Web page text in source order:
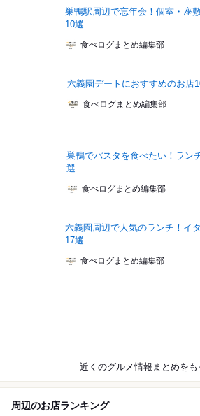
巣鴨駅周辺で忘年会！個室・座
10選
食べログまとめ編集部
六義園デートにおすすめのお店
食べログまとめ編集部
巣鴨でパスタを食べたい！ラン
選
食べログまとめ編集部
六義園周辺で人気のランチ！イ
17選
食べログまとめ編集部
近くのグルメ情報まとめをも
周辺のお店ランキング